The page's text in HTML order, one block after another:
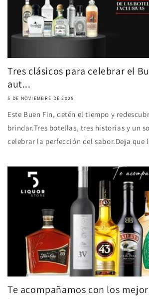
Tres clásicos para celebrar el
aut...
5 DE NOVIEMBRE DE 2025
Este Buen Fin, detén el tiempo y
brindar.Tres botellas, tres historias y un
celebrar la perfección del sabor.Deja que
Te acompañamos con los